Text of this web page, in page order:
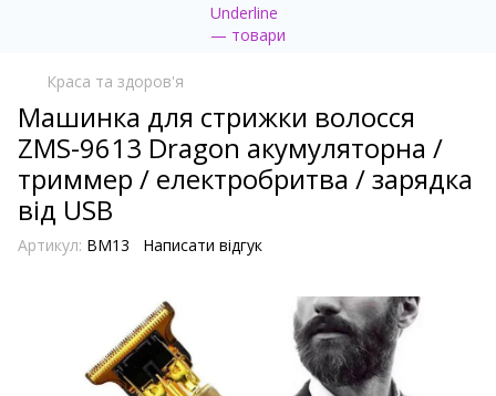
Краса та здоров'я
Машинка для стрижки волосся
ZMS-9613 Dragon акумуляторна /
триммер / електробритва / зарядка
від USB
Артикул: BM13 Написати відгук